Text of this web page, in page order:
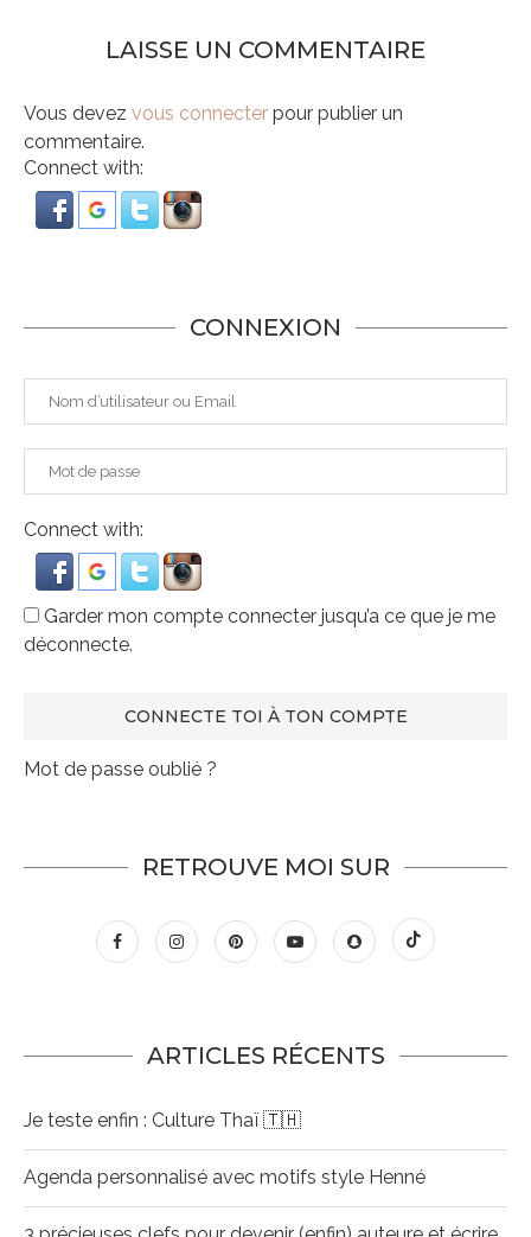
LAISSE UN COMMENTAIRE
Vous devez vous connecter pour publier un
commentaire.
Connect with:
CONNEXION
Connect with:
Garder mon compte connecter jusqu’a ce que je me
déconnecte.
Mot de passe oublié ?
RETROUVE MOI SUR
ARTICLES RÉCENTS
Je teste enfin : Culture Thaï 🇹🇭
Agenda personnalisé avec motifs style Henné